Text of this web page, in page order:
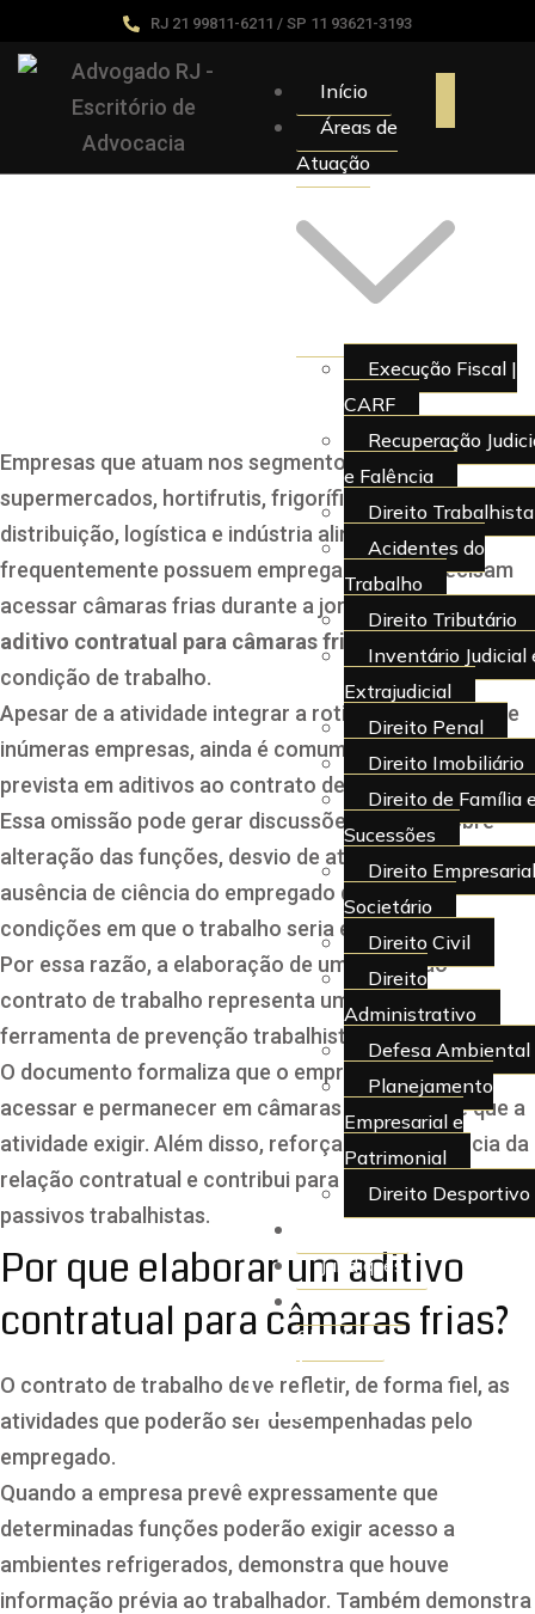
RJ 21 99811-6211 / SP 11 93621-3193
Início
Áreas de
Atuação
Execução Fiscal |
CARF
Recuperação
e Falência
Direito Trabalhista
Acidentes do
Trabalho
Direito Tributário
Inventário Judicial
Extrajudicial
Direito Penal
Direito Imobiliário
Direito de Família
Sucessões
Direito
Societário
Direito Civil
Direito
Administrativo
Defesa Ambiental
Planejamento
Empresarial e
Patrimonial
Direito Desportivo
Juridiquês
Cliente
X
Empresas que atuam nos segmentos de
supermercados, hortifrutis, frigoríficos, centros de
distribuição, logística e indústria alimentícia
frequentemente possuem empregados que precisam
acessar câmaras frias durante a jornada de trabalho, o
aditivo contratual para câmaras frias
condição de trabalho.
Apesar de a atividade integrar a rotina operacional de
inúmeras empresas, ainda é comum que ela não esteja
prevista em aditivos ao contrato de trabalho.
Essa omissão pode gerar discussões futuras sobre
alteração das funções, desvio de atividades ou
ausência de ciência do empregado quanto às
condições em que o trabalho seria executado.
Por essa razão, a elaboração de um aditivo ao
contrato de trabalho representa uma importante
ferramenta de prevenção trabalhista.
O documento formaliza que o empregado poderá
acessar e permanecer em câmaras frias sempre que a
atividade exigir. Além disso, reforça a transparência da
relação contratual e contribui para a redução de
passivos trabalhistas.
Por que elaborar um aditivo
contratual para câmaras frias?
O contrato de trabalho deve refletir, de forma fiel, as
atividades que poderão ser desempenhadas pelo
empregado.
Quando a empresa prevê expressamente que
determinadas funções poderão exigir acesso a
ambientes refrigerados, demonstra que houve
informação prévia ao trabalhador. Também demonstra